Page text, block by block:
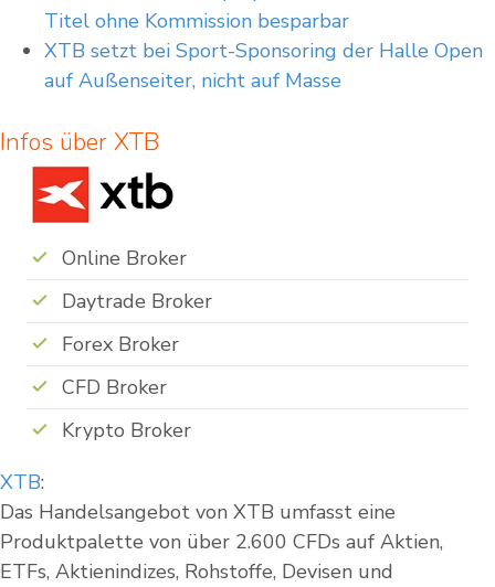
Titel ohne Kommission besparbar
XTB setzt bei Sport-Sponsoring der Halle Open
auf Außenseiter, nicht auf Masse
Infos über XTB
Online Broker
Daytrade Broker
Forex Broker
CFD Broker
Krypto Broker
XTB:
Das Handelsangebot von XTB umfasst eine
Produktpalette von über 2.600 CFDs auf Aktien,
ETFs, Aktienindizes, Rohstoffe, Devisen und